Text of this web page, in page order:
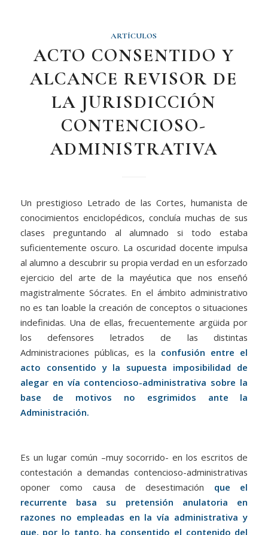
ARTÍCULOS
ACTO CONSENTIDO Y
ALCANCE REVISOR DE
LA JURISDICCIÓN
CONTENCIOSO-
ADMINISTRATIVA
Un prestigioso Letrado de las Cortes, humanista de
conocimientos enciclopédicos, concluía muchas de sus
clases preguntando al alumnado si todo estaba
suficientemente oscuro. La oscuridad docente impulsa
al alumno a descubrir su propia verdad en un esforzado
ejercicio del arte de la mayéutica que nos enseñó
magistralmente Sócrates. En el ámbito administrativo
no es tan loable la creación de conceptos o situaciones
indefinidas. Una de ellas, frecuentemente argüida por
los defensores letrados de las distintas
Administraciones públicas, es la confusión entre el
acto consentido y la supuesta imposibilidad de
alegar en vía contencioso-administrativa sobre la
base de motivos no esgrimidos ante la
Administración.
Es un lugar común –muy socorrido- en los escritos de
contestación a demandas contencioso-administrativas
oponer como causa de desestimación que el
recurrente basa su pretensión anulatoria en
razones no empleadas en la vía administrativa y
que, por lo tanto, ha consentido el contenido del